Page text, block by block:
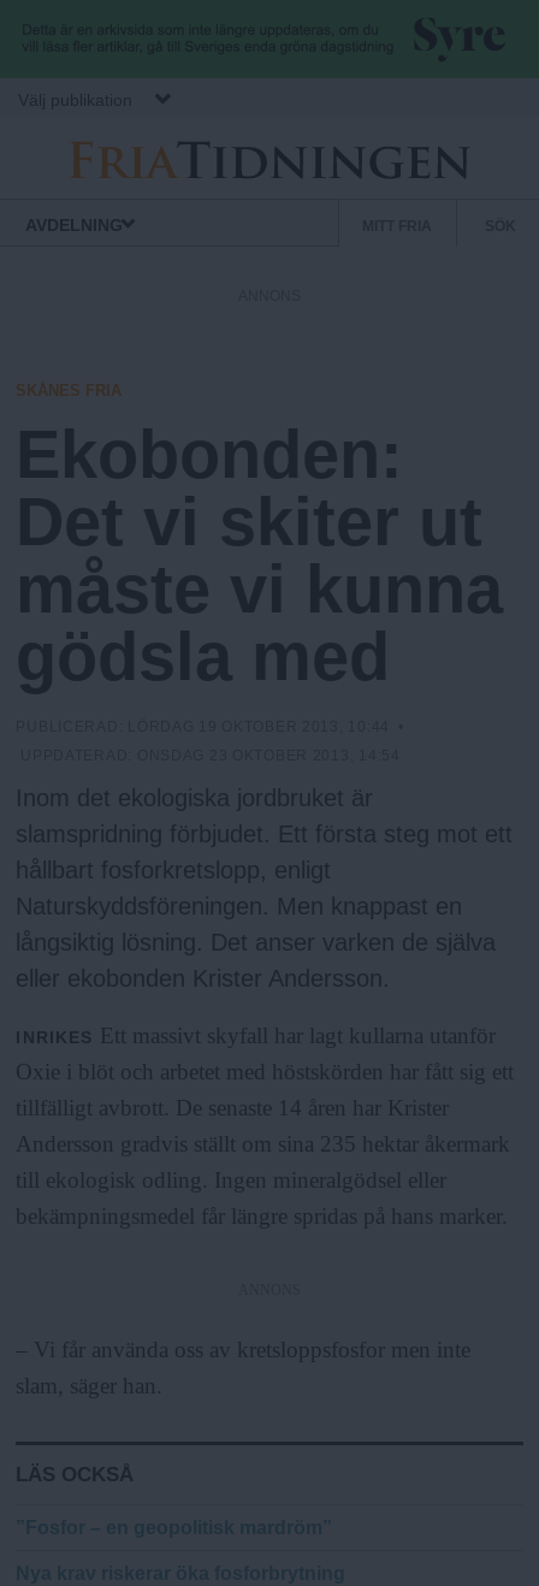
Hoppa till huvudinnehåll
Välj publikation
F
i
a
N
u
AVDELNING
r
m
e
n
y
SKÅNES FRIA
Ekobonden:
Det vi skiter ut
måste vi kunna
gödsla med
Inom det ekologiska jordbruket är
slamspridning förbjudet. Ett första steg mot ett
hållbart fosforkretslopp, enligt
Naturskyddsföreningen. Men knappast en
långsiktig lösning. Det anser varken de själva
eller ekobonden Krister Andersson.
INRIKES
Ett massivt skyfall har lagt kullarna utanför
Oxie i blöt och arbetet med höstskörden har fått sig ett
tillfälligt avbrott. De senaste 14 åren har Krister
Andersson gradvis ställt om sina 235 hektar åkermark
till ekologisk odling. Ingen mineralgödsel eller
bekämpningsmedel får längre spridas på hans marker.
– Vi får använda oss av kretsloppsfosfor men inte
slam, säger han.
LÄS OCKSÅ
”Fosfor – en geopolitisk mardröm”
Nya krav riskerar öka fosforbrytning